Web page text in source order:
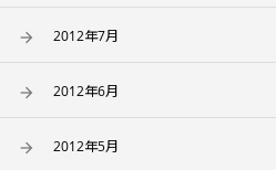
2012年7月
2012年6月
2012年5月